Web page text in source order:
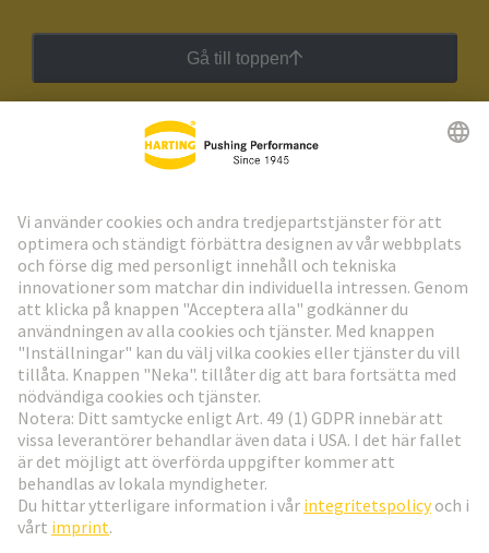
Gå till toppen
HARTING:s nyhetsbrev
Gå till registrering
Social Media
Sverige